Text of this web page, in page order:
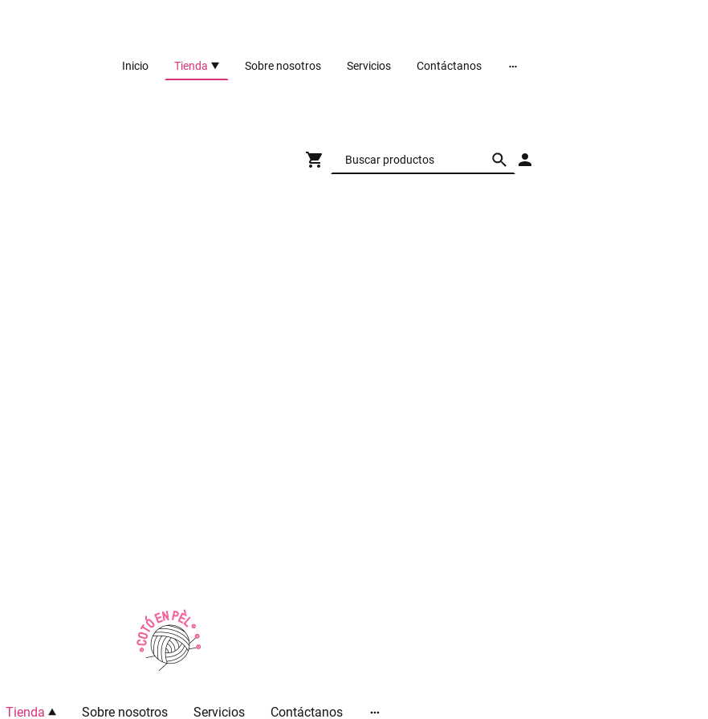
Inicio Tienda Sobre nosotros Servicios Contáctanos
Tienda Sobre nosotros Servicios Contáctanos